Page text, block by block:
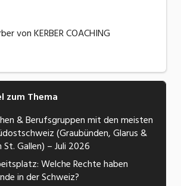
von KERBER COACHING
zum Thema
& Berufsgruppen mit den meisten
(Graubünden, Glarus &
St. Gallen) – Juli 2026
Welche Rechte haben
in der Schweiz?